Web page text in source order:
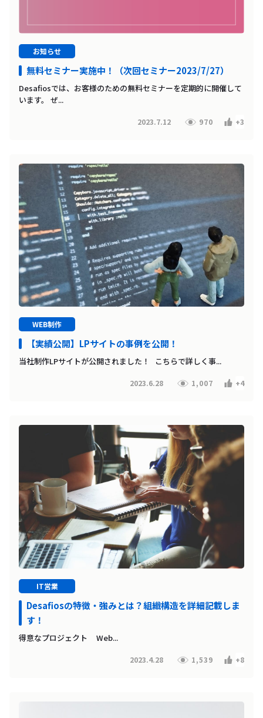
お知らせ
無料セミナー実施中！（次回セミナー2023/7/27）
Desafiosでは、お客様のための無料セミナーを定期的に開催して
います。 ぜ...
2023.7.12 970 +3
WEB制作
【実績公開】LPサイトの事例を公開！
当社制作LPサイトが公開されました！ こちらで詳しく事...
2023.6.28 1,007 +4
IT営業
Desafiosの特徴・強みとは？組織構造を詳細記載しま
す！
得意なプロジェクト Web...
2023.4.28 1,539 +8